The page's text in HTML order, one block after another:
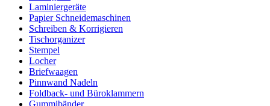
Laminiergeräte
Papier Schneidemaschinen
Schreiben & Korrigieren
Tischorganizer
Stempel
Locher
Briefwaagen
Pinnwand Nadeln
Foldback- und Büroklammern
Gummibänder